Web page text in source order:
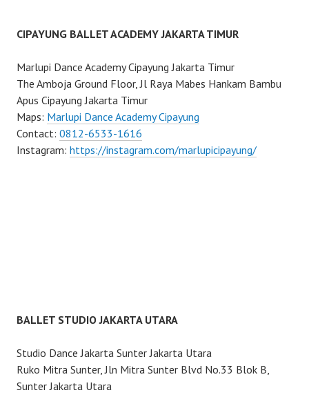
CIPAYUNG BALLET ACADEMY JAKARTA TIMUR
Marlupi Dance Academy Cipayung Jakarta Timur
The Amboja Ground Floor, Jl Raya Mabes Hankam Bambu
Apus Cipayung Jakarta Timur
Maps: Marlupi Dance Academy Cipayung
Contact: 0812-6533-1616
Instagram: https://instagram.com/marlupicipayung/
BALLET STUDIO JAKARTA UTARA
Studio Dance Jakarta Sunter Jakarta Utara
Ruko Mitra Sunter, Jln Mitra Sunter Blvd No.33 Blok B,
Sunter Jakarta Utara